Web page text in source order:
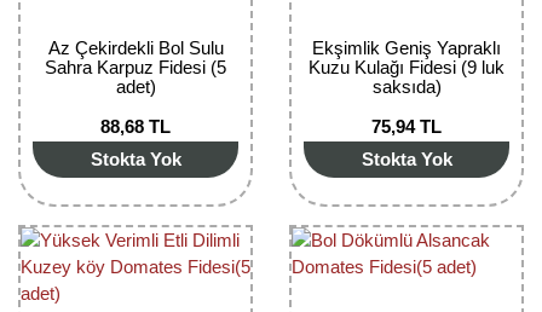
Az Çekirdekli Bol Sulu
Sahra Karpuz Fidesi (5
adet)
88,68 TL
Stokta Yok
Ekşimlik Geniş Yapraklı
Kuzu Kulağı Fidesi (9 luk
saksıda)
75,94 TL
Stokta Yok